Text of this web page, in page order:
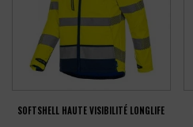
SOFTSHELL HAUTE VISIBILITÉ LONGLIFE